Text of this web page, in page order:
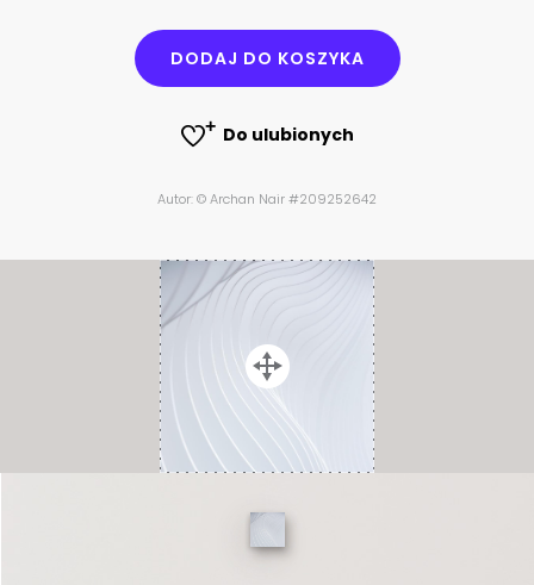
DODAJ DO KOSZYKA
Do ulubionych
Autor: © Archan Nair #209252642